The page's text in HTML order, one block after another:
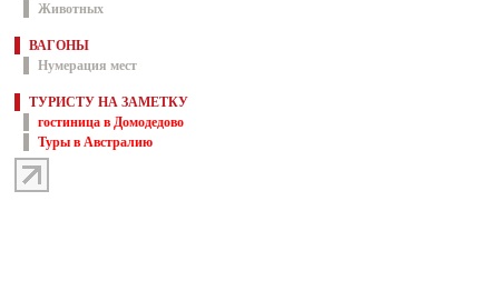
Животных
ВАГОНЫ
Нумерация мест
ТУРИСТУ НА ЗАМЕТКУ
гостиница в Домодедово
Туры в Австралию